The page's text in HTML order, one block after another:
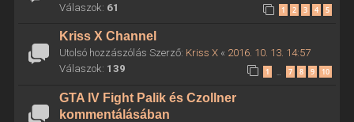
Válaszok: 61 1 2 3 4 5
Kriss X Channel
Utolsó hozzászólás Szerző: Kriss X« 2016. 10. 13. 14:57
Válaszok: 139 1 … 7 8 9 10
GTA IV Fight Palik és Czollner
kommentálásában